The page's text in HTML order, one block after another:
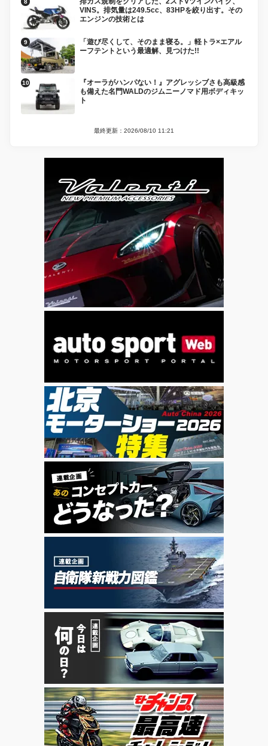
VINS。排気量は249.5cc、83HPを絞り出す。その
エンジンの技術とは
「遊び尽くして、そのまま寝る。」軽トラ×エアル
ーフテントという最適解、見つけた!!
『オーラがハンパない！』アグレッシブさも高級感
も備えた名門WALDのジムニーノマド用ボディキッ
ト
最終更新：2026/08/10 11:21